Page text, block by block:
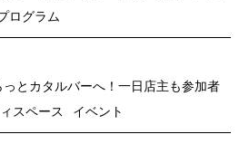
ログラム
っとカタルバーへ！一日店主も参加者
スペース イベント